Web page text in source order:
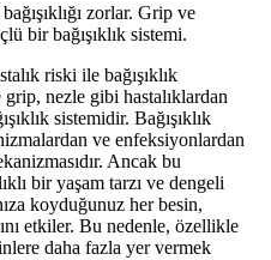
zorlar. Grip ve
bir bağışıklık sistemi.
riski ile bağışıklık
nezle gibi hastalıklardan
sistemidir. Bağışıklık
ve enfeksiyonlardan
Ancak bu
bir yaşam tarzı ve dengeli
koyduğunuz her besin,
etkiler. Bu nedenle, özellikle
daha fazla yer vermek